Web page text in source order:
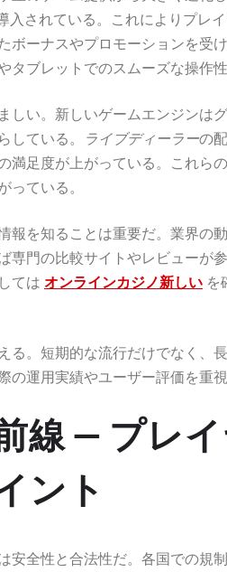
されている。これによりプレ
ボーナスやプロモーションを受
ブレットでのスムーズな操作性
い。新しいゲームエンジンは
ている。
ライブディーラーの
満足度が上がっている。これら
ている。
報を知ることは重要だ。業界の
専門の比較サイトやレビューが
ては オンラインカジノ新しい を
る。短期的な流行だけでなく、
運用実績やユーザー評価を重
線 — プレ
ント
安全性と合法性だ。各国での規